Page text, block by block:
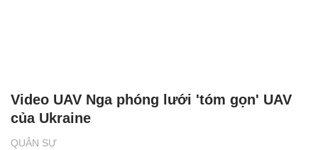
QUÂN SỰ
Video UAV Nga phóng lưới 'tóm gọn' UAV
của Ukraine